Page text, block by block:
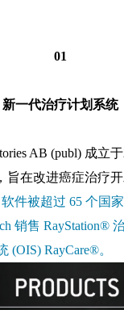
01
新一代治疗计划系统
AB (publ) 成立
旨在改进癌症治疗
软件被超过 65 个国
销售 RayStation®
(OIS) RayCare®。